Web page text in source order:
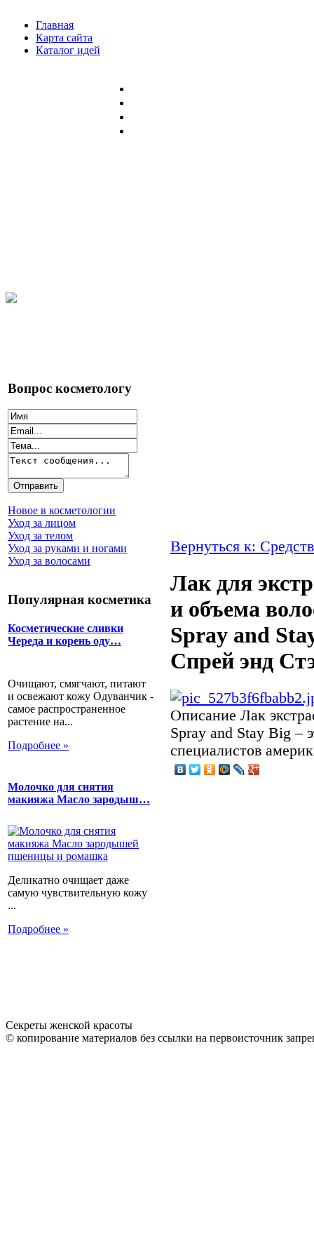
Главная
Карта сайта
Каталог идей
Вопрос косметологу
Новое в косметологии
Уход за лицом
Уход за телом
Уход за руками и ногами
Уход за волосами
Популярная косметика
Косметические сливки
Череда и корень оду…
Очищают, смягчают, питают
и освежают кожу Одуванчик -
самое распространенное
растение на...
Подробнее »
Молочко для снятия
макияжа Масло зародыш…
Деликатно очищает даже
самую чувствительную кожу
...
Подробнее »
Вернуться к:
Лак для
и объема
Spray and
Спрей энд
Описание Лак
Spray and Stay Big –
специалистов
Секреты женской красоты
© копирование материалов без ссылки на первоисточник